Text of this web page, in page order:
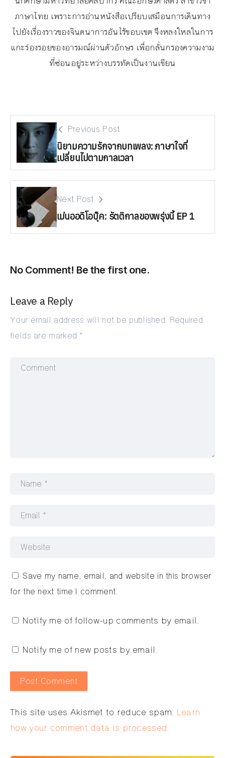
ภาษาไทย เพราะการอ่านหนังสือเปรียบเสมือนการเดินทาง
ไปยังเรื่องราวของจินตนาการอันไร้ขอบเขต จึงหลงใหลในการ
แกะร่องรอยของอารมณ์ผ่านตัวอักษร เพื่อกลั่นกรองความงาม
ที่ซ่อนอยู่ระหว่างบรรทัดเป็นงานเขียน
Previous Post
นิยามความรักจากบทเพลง: ภาษาใจที่
เปลี่ยนไปตามกาลเวลา
Next Post
เม่นออดิโอบุ๊ค: รัตติกาลของพรุ่งนี้ EP 1
No Comment! Be the first one.
Leave a Reply
Your email address will not be published. Required
fields are marked *
Save my name, email, and website in this browser
for the next time I comment.
Notify me of follow-up comments by email.
Notify me of new posts by email.
Alternative:
This site uses Akismet to reduce spam. Learn
how your comment data is processed.